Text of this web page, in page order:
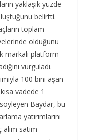
yaklaşık yüzde
belirtti.
toplam
olduğunu
markalı platform
vurguladı.
100 bini aşan
kısa vadede 1
söyleyen Baydar, bu
yatırımlarını
alım satım